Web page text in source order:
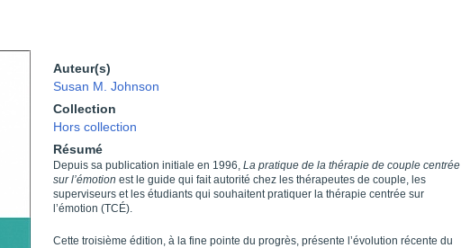
Auteur(s)
Susan M. Johnson
Collection
Hors collection
Résumé
Depuis sa publication initiale en 1996, La pratique de la thérapie de couple centrée
sur l’émotion est le guide qui fait autorité chez les thérapeutes de couple, les
superviseurs et les étudiants qui souhaitent pratiquer la thérapie centrée sur
l’émotion (TCÉ).
Cette troisième édition, à la fine pointe du progrès, présente l’évolution récente du